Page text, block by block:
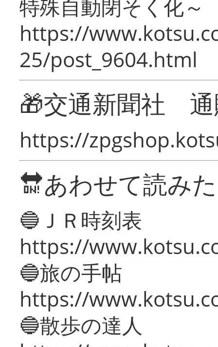
特殊自動閉そく化～
https://
25/post_9604.html
🎁交通新聞社
https://
🔛あわせて読み
🔵ＪＲ時刻表
https://
🔵旅の手帖
https://
🔵散歩の達人